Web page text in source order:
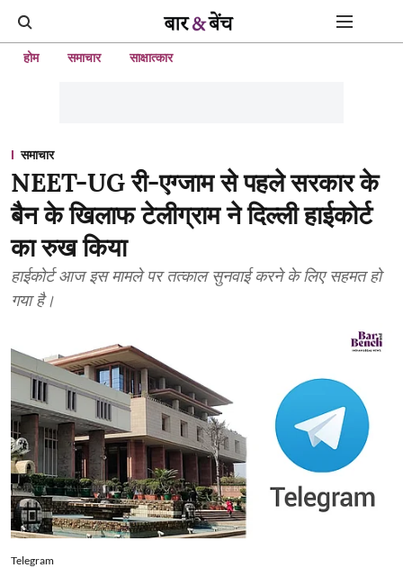
होम समाचार साक्षात्कार
समाचार
NEET-UG री-एग्जाम से पहले सरकार के
बैन के खिलाफ टेलीग्राम ने दिल्ली हाईकोर्ट
का रुख किया
हाईकोर्ट आज इस मामले पर तत्काल सुनवाई करने के लिए सहमत हो
गया है।
Telegram